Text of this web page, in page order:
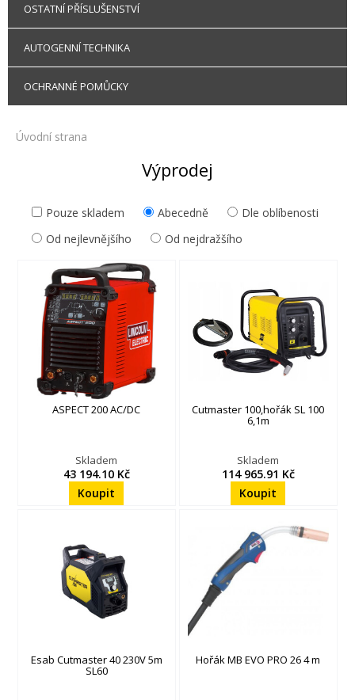
OSTATNÍ PŘÍSLUŠENSTVÍ
AUTOGENNÍ TECHNIKA
OCHRANNÉ POMŮCKY
Úvodní strana
Výprodej
Pouze skladem Abecedně
Dle oblíbenosti
Od nejlevnějšího
Od nejdražšího
ASPECT 200 AC/DC
Skladem
43 194.10 Kč
Cutmaster 100,hořák SL 100
6,1m
Skladem
114 965.91 Kč
Esab Cutmaster 40 230V 5m
SL60
Hořák MB EVO PRO 26 4 m